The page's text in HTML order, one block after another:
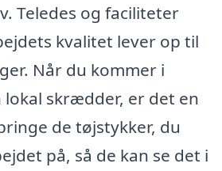
Teledes og faciliteter
kvalitet lever op til
Når du kommer i
skrædder, er det en
de tøjstykker, du
på, så de kan se det i